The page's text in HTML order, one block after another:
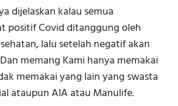
dijelaskan kalau semua
positif Covid ditanggung oleh
lalu setelah negatif akan
memang Kami hanya memakai
memakai yang lain yang swasta
ataupun AIA atau Manulife.